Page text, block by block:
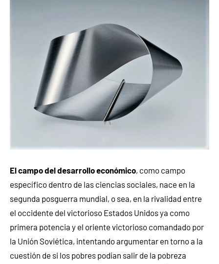
El campo del desarrollo económico, como campo
específico dentro de las ciencias sociales, nace en la
segunda posguerra mundial, o sea, en la rivalidad entre
el occidente del victorioso Estados Unidos ya como
primera potencia y el oriente victorioso comandado por
la Unión Soviética, intentando argumentar en torno a la
cuestión de si los pobres podían salir de la pobreza